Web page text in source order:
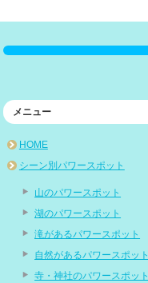
メニュー
HOME
シーン別パワースポット
山のパワースポット
湖のパワースポット
滝があるパワースポット
自然があるパワースポット
寺・神社のパワースポット